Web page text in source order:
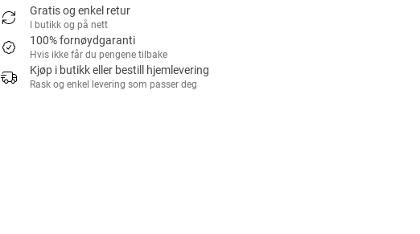
Gratis og enkel retur
I butikk og på nett
100% fornøydgaranti
Hvis ikke får du pengene tilbake
Kjøp i butikk eller bestill hjemlevering
Rask og enkel levering som passer deg